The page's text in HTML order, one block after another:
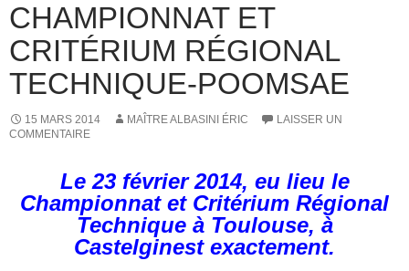
CHAMPIONNAT ET
CRITÉRIUM RÉGIONAL
TECHNIQUE-POOMSAE
15 MARS 2014 MAÎTRE ALBASINI ÉRIC
LAISSER UN
COMMENTAIRE
Le 23 février 2014, eu lieu le
Championnat et Critérium Régional
Technique à Toulouse, à
Castelginest exactement.